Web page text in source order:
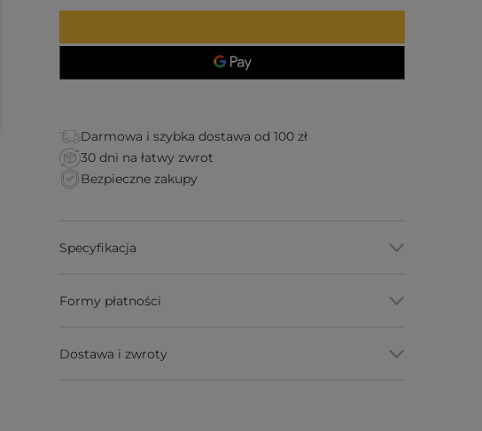
Darmowa i szybka dostawa od 100 zł
30 dni na łatwy zwrot
Bezpieczne zakupy
Specyfikacja
Formy płatności
Dostawa i zwroty